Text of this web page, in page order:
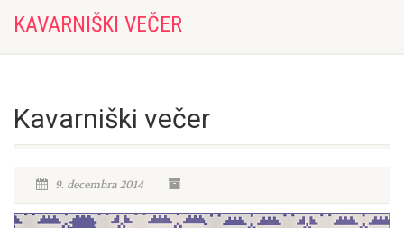
KAVARNIŠKI VEČER
Kavarniški večer
9. decembra 2014